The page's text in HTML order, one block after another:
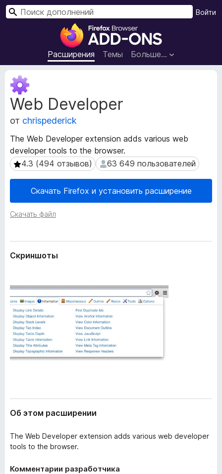
Д
о
п
о
е
н
я
д
л
я
р
е
i
r
e
f
x
Расширения Темы Больше…
Войти
П
Web Developer
от chrispederick
The Web Developer extension adds various web
developer tools to the browser.
4.3 (494 отзывов)
4.3 (494 отзывов) 63 649 пользователей
63 649 пользователей
Скачать Firefox и установить расширение
Скачать файл
М
е
т
а
д
н
н
ы
е
с
ш
н
Скриншоты
Об этом расширении
The Web Developer extension adds various web developer
tools to the browser.
Комментарии разработчика